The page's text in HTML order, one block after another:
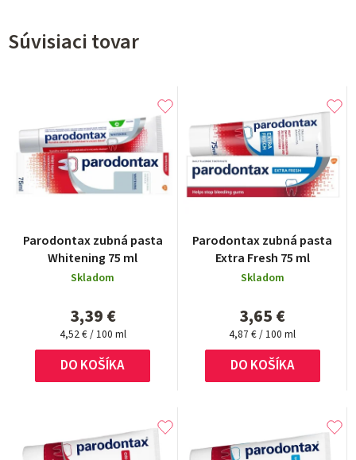
Súvisiaci tovar
Parodontax zubná pasta
Whitening 75 ml
Skladom
3,39 €
Jednotková
cena:
4,52 € / 100 ml
DO KOŠÍKA
Parodontax zubná pasta
Extra Fresh 75 ml
Skladom
3,65 €
Jednotková
cena:
4,87 € / 100 ml
DO KOŠÍKA